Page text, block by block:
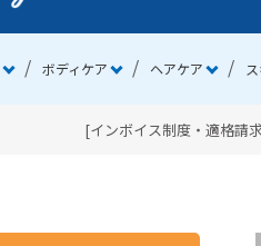
ボディケア ヘアケア
[インボイス制度・適格請